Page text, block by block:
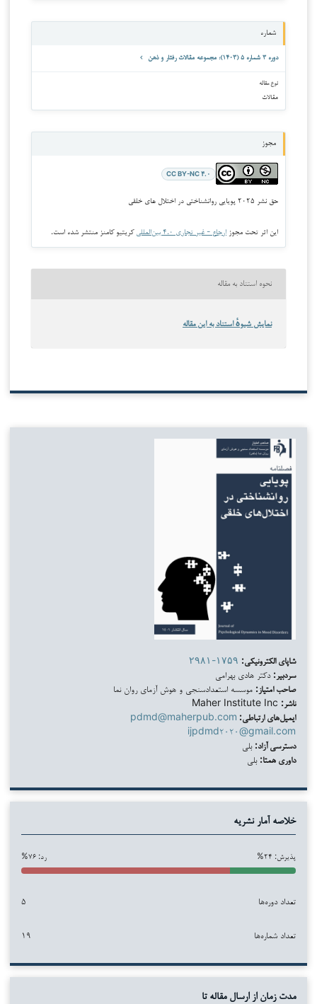
شماره
دوره ۳ شماره ۵ (۱۴۰۳): مجموعه مقالات رفتار و ذهن
نوع مقاله
مقالات
مجوز
CC BY-NC ۴.۰
حق نشر ۲۰۲۵ پویایی روانشناختی در اختلال های خلقی
این اثر تحت مجوز ارجاع - غیر تجاری ۴.۰ بین‌المللی کریتیو کامنز منتشر شده است.
نحوه استناد به مقاله
نمایش شیوهٔ استناد به این مقاله
شاپای الکترونیکی: ۲۹۸۱-۱۷۵۹
سردبیر: دکتر هادی بهرامی
صاحب امتیاز: موسسه استعدادسنجی و هوش آزمای روان نما
ناشر:
ایمیل‌های ارتباطی: pdmd@maherpub.com
ijpdmd۲۰۲۰@gmail.com
دسترسی آزاد: بلی
داوری همتا: بلی
خلاصه آمار نشریه
پذیرش: ۲۴% رد: ۷۶%
تعداد دوره‌ها ۵
تعداد شماره‌ها ۱۹
مدت زمان از ارسال مقاله تا